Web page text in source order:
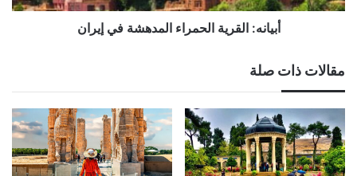
أبيانه: القرية الحمراء المدهشة في إيران
مقالات ذات صلة